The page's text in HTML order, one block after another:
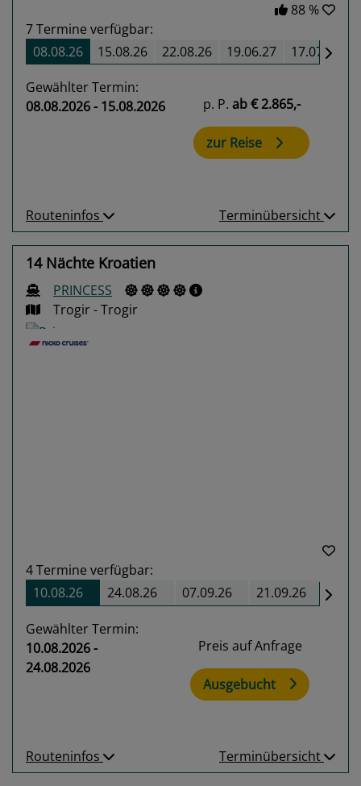
88 %
7Termine verfügbar:
08.08.26
15.08.26 22.08.26 19.06.27 17.07.27
Gewählter Termin:
08.08.2026 - 15.08.2026
p. P. ab€ 2.865,-
zur Reise
Routeninfos Terminübersicht
14 Nächte Kroatien
PRINCESS
Trogir - Trogir
4Termine verfügbar:
10.08.26
24.08.26 07.09.26 21.09.26
Gewählter Termin:
10.08.2026 -
24.08.2026
Preis auf Anfrage
Ausgebucht
Routeninfos Terminübersicht